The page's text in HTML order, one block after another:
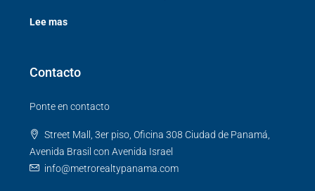
Lee mas
Contacto
Ponte en contacto
Street Mall, 3er piso, Oficina 308 Ciudad de Panamá,
Avenida Brasil con Avenida Israel
info@metrorealtypanama.com